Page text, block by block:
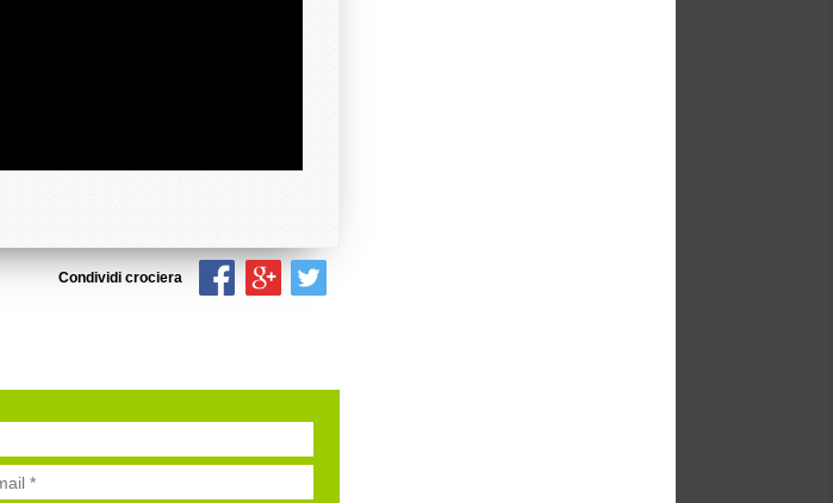
Condividi crociera